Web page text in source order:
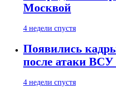
Москвой
4 недели спустя
Появились
после атаки
4 недели спустя